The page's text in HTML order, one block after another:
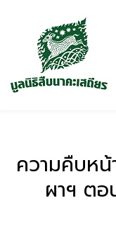
ความคืบหน้
ผาฯ ต